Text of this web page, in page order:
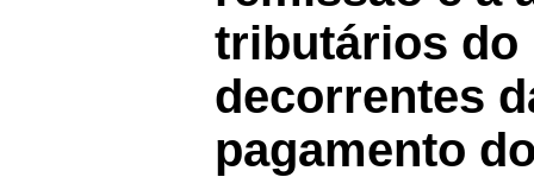
tributários do
decorrentes
pagamento